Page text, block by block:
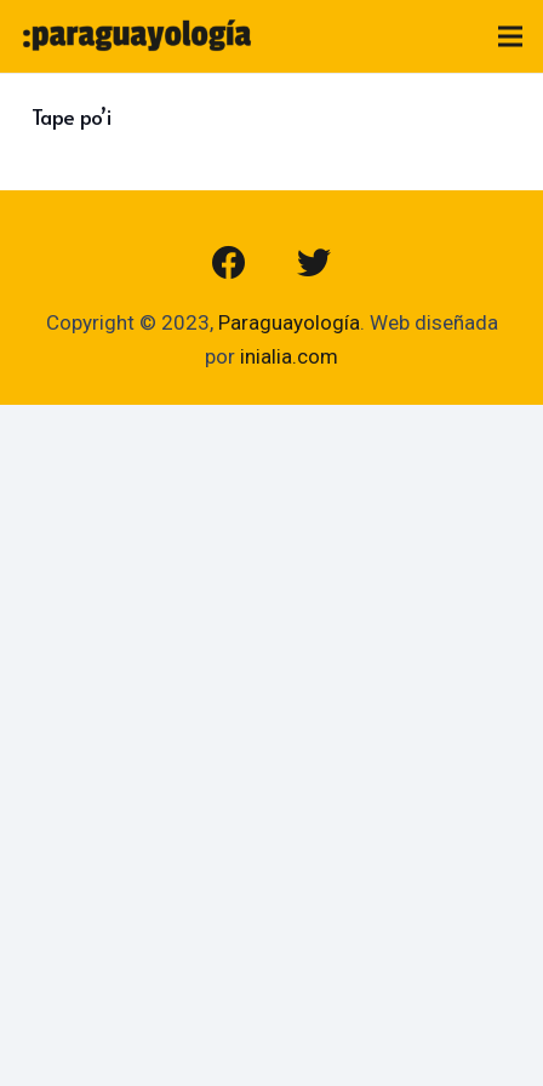
Tape po’i
Copyright © 2023, Paraguayología. Web diseñada
por inialia.com